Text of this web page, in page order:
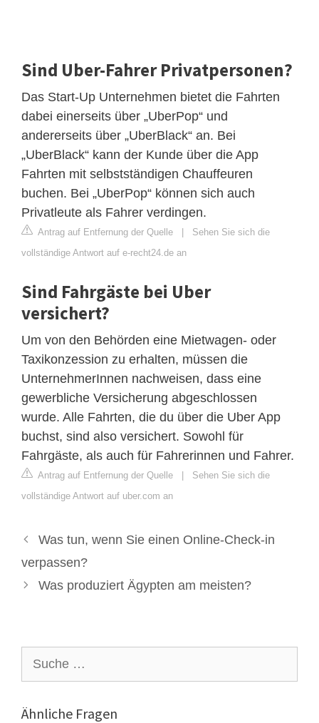
Sind Uber-Fahrer Privatpersonen?
Das Start-Up Unternehmen bietet die Fahrten
dabei einerseits über „UberPop“ und
andererseits über „UberBlack“ an. Bei
„UberBlack“ kann der Kunde über die App
Fahrten mit selbstständigen Chauffeuren
buchen. Bei „UberPop“ können sich auch
Privatleute als Fahrer verdingen.
Antrag auf Entfernung der Quelle | Sehen Sie sich die
vollständige Antwort auf e-recht24.de an
Sind Fahrgäste bei Uber
versichert?
Um von den Behörden eine Mietwagen- oder
Taxikonzession zu erhalten, müssen die
UnternehmerInnen nachweisen, dass eine
gewerbliche Versicherung abgeschlossen
wurde. Alle Fahrten, die du über die Uber App
buchst, sind also versichert. Sowohl für
Fahrgäste, als auch für Fahrerinnen und Fahrer.
Antrag auf Entfernung der Quelle | Sehen Sie sich die
vollständige Antwort auf uber.com an
Was tun, wenn Sie einen Online-Check-in
verpassen?
Was produziert Ägypten am meisten?
nach:
Ähnliche Fragen